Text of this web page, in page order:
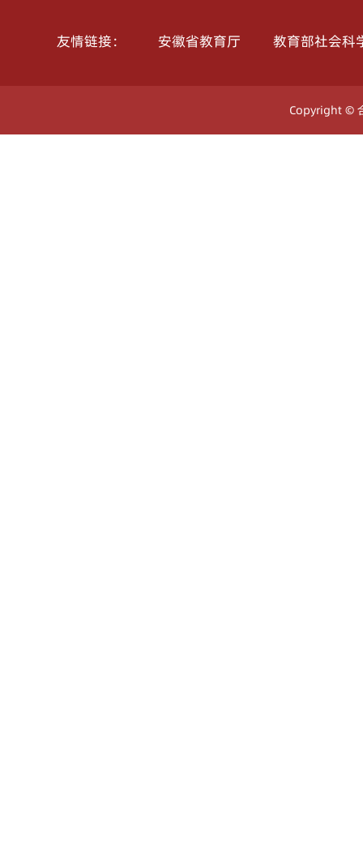
友情链接： 安徽省教育厅 教育部社会科
Copyright ©